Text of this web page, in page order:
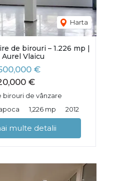
Harta
de birouri – 1.226 mp |
Aurel Vlaicu
€
€
birouri de vânzare
1,226 mp 2012
multe detalii